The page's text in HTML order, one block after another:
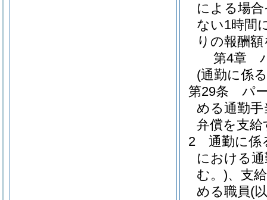
による場
ない1時間
りの報酬
第4章
(通勤に係
第29条
パ
める通勤
弁償を支給
2
通勤に係
における
む。)、支
める職員(